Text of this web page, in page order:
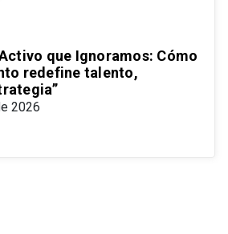
que Ignoramos: Cómo
redefine talento,
2026